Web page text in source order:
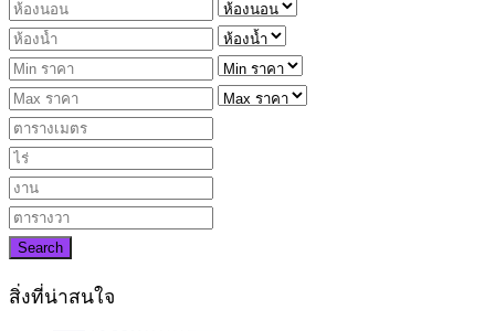
Search
สิ่งที่น่าสนใจ